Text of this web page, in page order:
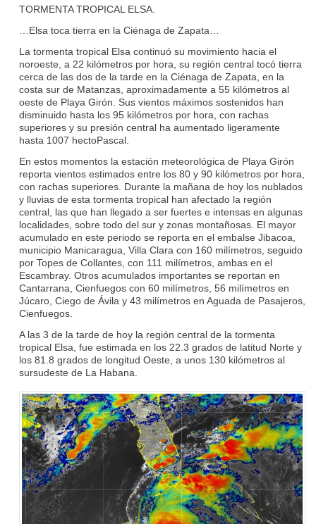
TORMENTA TROPICAL ELSA.
…Elsa toca tierra en la Ciénaga de Zapata…
La tormenta tropical Elsa continuó su movimiento hacia el
noroeste, a 22 kilómetros por hora, su región central tocó tierra
cerca de las dos de la tarde en la Ciénaga de Zapata, en la
costa sur de Matanzas, aproximadamente a 55 kilómetros al
oeste de Playa Girón. Sus vientos máximos sostenidos han
disminuido hasta los 95 kilómetros por hora, con rachas
superiores y su presión central ha aumentado ligeramente
hasta 1007 hectoPascal.
En estos momentos la estación meteorológica de Playa Girón
reporta vientos estimados entre los 80 y 90 kilómetros por hora,
con rachas superiores. Durante la mañana de hoy los nublados
y lluvias de esta tormenta tropical han afectado la región
central, las que han llegado a ser fuertes e intensas en algunas
localidades, sobre todo del sur y zonas montañosas. El mayor
acumulado en este periodo se reporta en el embalse Jibacoa,
municipio Manicaragua, Villa Clara con 160 milímetros, seguido
por Topes de Collantes, con 111 milímetros, ambas en el
Escambray. Otros acumulados importantes se reportan en
Cantarrana, Cienfuegos con 60 milímetros, 56 milímetros en
Júcaro, Ciego de Ávila y 43 milímetros en Aguada de Pasajeros,
Cienfuegos.
A las 3 de la tarde de hoy la región central de la tormenta
tropical Elsa, fue estimada en los 22.3 grados de latitud Norte y
los 81.8 grados de longitud Oeste, a unos 130 kilómetros al
sursudeste de La Habana.